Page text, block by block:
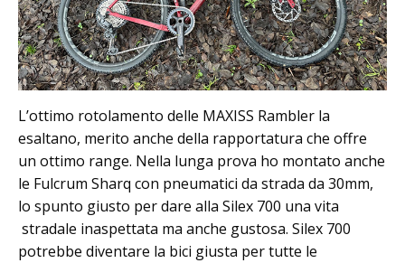
L’ottimo rotolamento delle MAXISS Rambler la
esaltano, merito anche della rapportatura che offre
un ottimo range. Nella lunga prova ho montato anche
le Fulcrum Sharq con pneumatici da strada da 30mm,
lo spunto giusto per dare alla Silex 700 una vita
stradale inaspettata ma anche gustosa. Silex 700
potrebbe diventare la bici giusta per tutte le